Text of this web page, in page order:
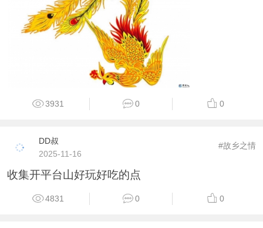
3931 0 0
DD叔
2025-11-16
#故乡之情
收集开平台山好玩好吃的点
4831 0 0